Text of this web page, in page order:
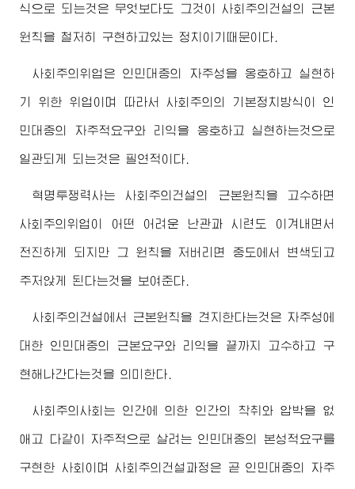
식으로 되는것은 무엇보다도 그것이 사회주의건설의 근본
원칙을 철저히 구현하고있는 정치이기때문이다.
사회주의위업은 인민대중의 자주성을 옹호하고 실현하
기 위한 위업이며 따라서 사회주의의 기본정치방식이 인
민대중의 자주적요구와 리익을 옹호하고 실현하는것으로
일관되게 되는것은 필연적이다.
혁명투쟁력사는 사회주의건설의 근본원칙을 고수하면
사회주의위업이 어떤 어려운 난관과 시련도 이겨내면서
전진하게 되지만 그 원칙을 저버리면 중도에서 변색되고
주저앉게 된다는것을 보여준다.
사회주의건설에서 근본원칙을 견지한다는것은 자주성에
대한 인민대중의 근본요구와 리익을 끝까지 고수하고 구
현해나간다는것을 의미한다.
사회주의사회는 인간에 의한 인간의 착취와 압박을 없
애고 다같이 자주적으로 살려는 인민대중의 본성적요구를
구현한 사회이며 사회주의건설과정은 곧 인민대중의 자주